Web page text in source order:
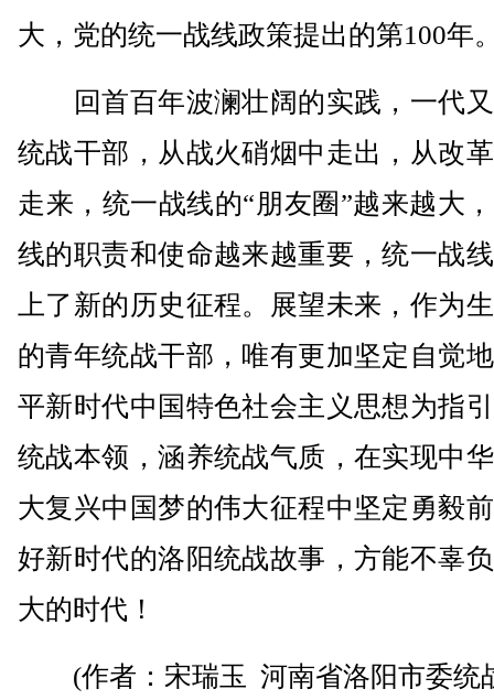
大，党的统一战线政策提出的第100年
回首百年波澜壮阔的实践，一代
统战干部，从战火硝烟中走出，从改
走来，统一战线的“朋友圈”越来越大
线的职责和使命越来越重要，统一战
上了新的历史征程。展望未来，作为
的青年统战干部，唯有更加坚定自觉
平新时代中国特色社会主义思想为指
统战本领，涵养统战气质，在实现中
大复兴中国梦的伟大征程中坚定勇毅
好新时代的洛阳统战故事，方能不辜
大的时代！
(作者：宋瑞玉 河南省洛阳市委统